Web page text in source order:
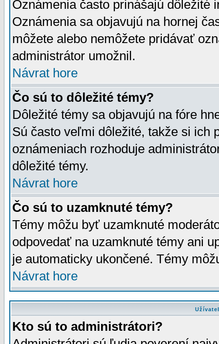
Oznámenia často prinášajú dôležité
Oznámenia sa objavujú na hornej
môžete alebo nemôžete pridávať
administrátor umožnil.
Návrat hore
Čo sú to dôležité témy?
Dôležité témy sa objavujú na fóre
Sú často veľmi dôležité, takže si ich
oznámeniach rozhoduje
dôležité témy.
Návrat hore
Čo sú to uzamknuté témy?
Témy môžu byť uzamknuté
odpovedať na uzamknuté témy ani
je automaticky ukončené. Témy
Návrat hore
Kto sú to administrátori?